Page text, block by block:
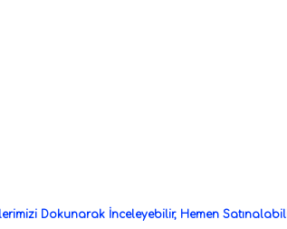
Dokunarak İnceleyebilir, Hemen